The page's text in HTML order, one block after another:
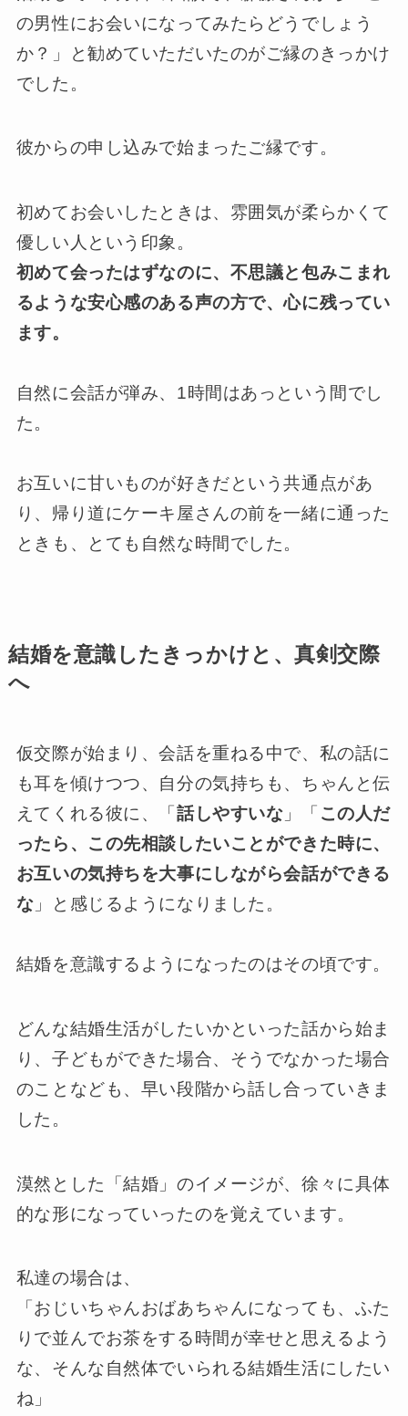
の男性にお会いになってみたらどうでしょう
か？」と勧めていただいたのがご縁のきっかけ
でした。
彼からの申し込みで始まったご縁です。
初めてお会いしたときは、雰囲気が柔らかくて
優しい人という印象。
初めて会ったはずなのに、不思議と包みこまれ
るような安心感のある声の方で、心に残ってい
ます。
自然に会話が弾み、1時間はあっという間でし
た。
お互いに甘いものが好きだという共通点があ
り、帰り道にケーキ屋さんの前を一緒に通った
ときも、とても自然な時間でした。
結婚を意識したきっかけと、真剣交際
へ
仮交際が始まり、会話を重ねる中で、私の話に
も耳を傾けつつ、自分の気持ちも、ちゃんと伝
えてくれる彼に、「 話しやすいな 」「 この人だ
ったら、この先相談したいことができた時に、
お互いの気持ちを大事にしながら会話ができる
な 」と感じるようになりました。
結婚を意識するようになったのはその頃です。
どんな結婚生活がしたいかといった話から始ま
り、子どもができた場合、そうでなかった場合
のことなども、早い段階から話し合っていきま
した。
漠然とした「結婚」のイメージが、徐々に具体
的な形になっていったのを覚えています。
私達の場合は、
「おじいちゃんおばあちゃんになっても、ふた
りで並んでお茶をする時間が幸せと思えるよう
な、そんな自然体でいられる結婚生活にしたい
ね」